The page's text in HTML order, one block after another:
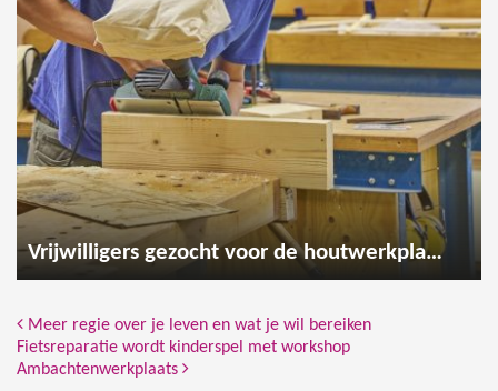
Vrijwilligers gezocht voor de houtwerkplaats
Bericht Navigatie
Meer regie over je leven en wat je wil bereiken
Fietsreparatie wordt kinderspel met workshop
Ambachtenwerkplaats